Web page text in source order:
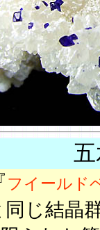
フイールド
じ結晶